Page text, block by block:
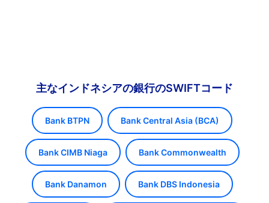
主なインドネシアの銀行のSWIFTコード
Bank BTPN Bank Central Asia (BCA)
Bank CIMB Niaga Bank Commonwealth
Bank Danamon Bank DBS Indonesia